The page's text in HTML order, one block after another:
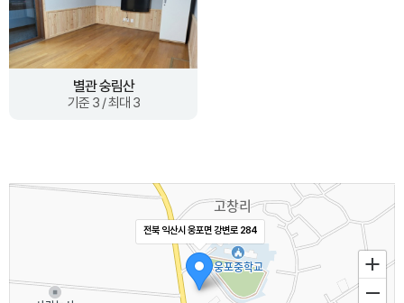
별관 숭림산
기준 3 / 최대 3
전북 익산시 웅포면 강변로 284